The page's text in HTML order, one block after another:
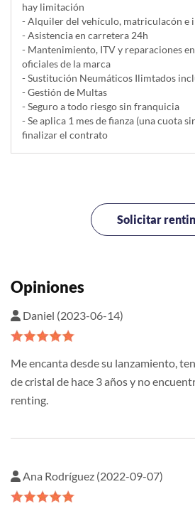
hay limitación
- Alquiler del vehí­culo, matriculacón e
- Asistencia en carretera 24h
- Mantenimiento, ITV y reparaciones
oficiales de la marca
- Sustitución Neumáticos Ilimtados
- Gestión de Multas
- Seguro a todo riesgo sin franquicia
- Se aplica 1 mes de fianza (una cuota
finalizar el contrato
Solicitar
Opiniones
Daniel (2023-06-14)
Me encanta desde su lanzamiento,
de cristal de hace 3 años y no
renting.
Ana Rodríguez (2022-09-07)